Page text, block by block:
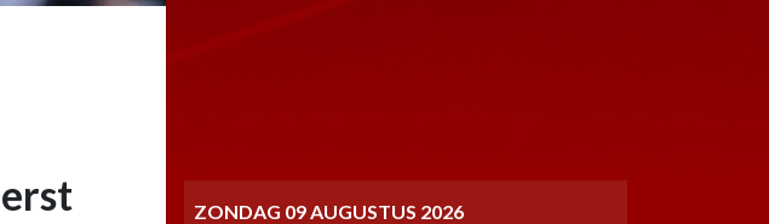
ZONDAG 09 AUGUSTUS 2026